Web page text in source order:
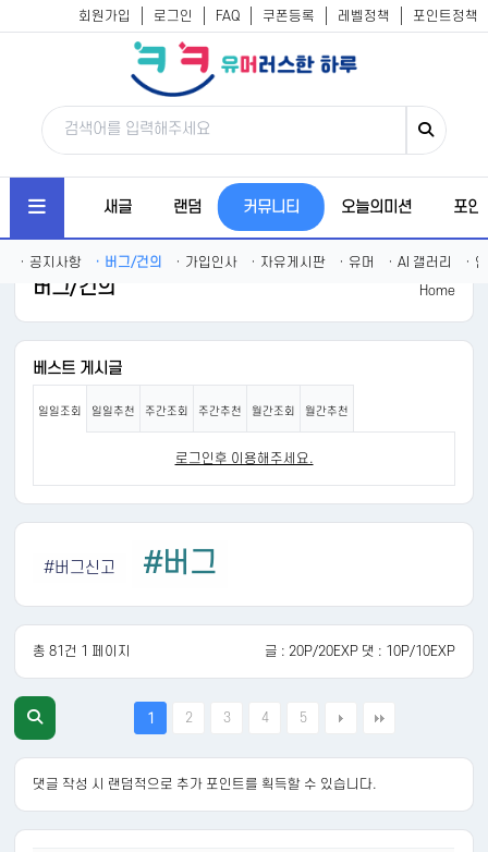
회원가입 로그인 FAQ 쿠폰등록 레벨정책 포인트정책
베스트 새글 랜덤 커뮤니티 오늘의미션 포인
· 공지사항 · 버그/건의 · 가입인사 · 자유게시판 · 유머 · AI 갤러리 ·
버그/건의 Home
베스트 게시글
일일조회 일일추천 주간조회 주간추천 월간조회 월간추천
로그인후 이용해주세요.
#버그신고 #버그
총 81건 1 페이지 글 : 20P/20EXP 댓 : 10P/10EXP
1 2 3 4 5
댓글 작성 시 랜덤적으로 추가 포인트를 획득할 수 있습니다.